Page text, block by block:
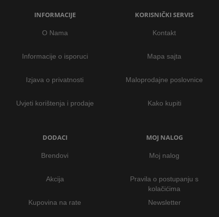
INFORMACIJE
O Nama
Informacije o isporuci
Izjava o privatnosti
Uvjeti korištenja i prodaje
KORISNIČKI SERVIS
Kontakt
Mapa sajta
Maloprodajne poslovnice
Kako kupiti
DODACI
Brendovi
Akcija
Kupovina na rate
MOJ NALOG
Moj nalog
Pravila o postupanju s
kolačićima
Newsletter